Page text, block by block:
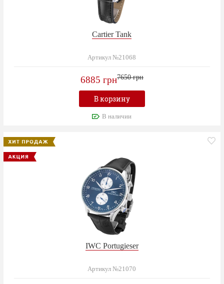
Cartier Tank
Артикул №21068
6885 грн7650 грн
В корзину
В наличии
IWC Portugieser
Артикул №21070